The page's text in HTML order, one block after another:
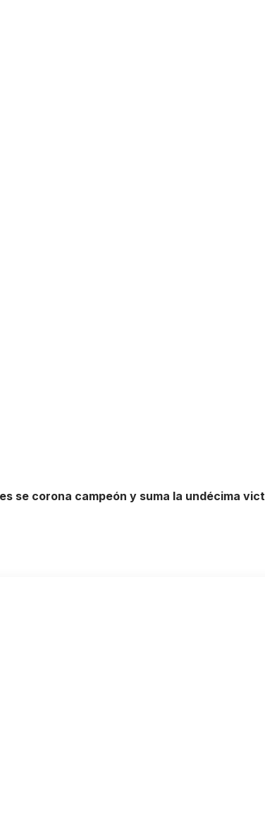
se corona campeón y suma la undécima